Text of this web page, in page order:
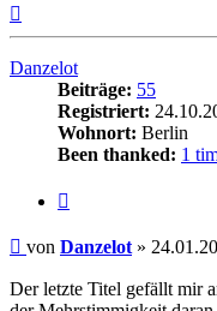
Danzelot
Beiträge: 55
Registriert:
Wohnort: Berlin
Been thanked: 1
Beitrag
von Danzelot »
Der letzte Titel gefällt mir